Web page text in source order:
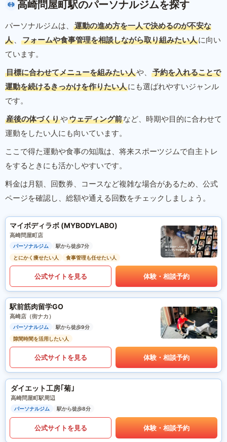
高崎問屋町駅のパーソナルジムを探す
パーソナルジムは、
運動の進め方を一人で決めるのが不安な
人 、 フォームや食事管理を相談しながら取り組みたい人に向い
ています。
目標に合わせてメニューを組みたい人や、
予約を入れることで
運動を続けるきっかけを作りたい人にも選ばれやすいジャンル
です。
産後の体づくりやウェディング前など、時期や目的に合わせて
運動をしたい人にも向いています。
ここで得た運動や食事の知識は、将来スポーツジムで自主トレ
をするときにも活かしやすいです。
料金は月額、回数券、コースなど複雑な場合があるため、公式
ページを確認し、総額や通える回数をチェックしましょう。
マイボディラボ (MYBODYLABO)
高崎問屋町店
パーソナルジム
駅から徒歩7分
とにかく痩せたい人
食事管理も任せたい人
公式サイトを見る 体験・相談予約
駅前筋肉留学GO
高崎店（街ナカ）
パーソナルジム
駅から徒歩9分
隙間時間を活用したい人
公式サイトを見る 体験・相談予約
ダイエット工房｢菊｣
高崎問屋町駅周辺
パーソナルジム 駅から徒歩8分
公式サイトを見る 体験・相談予約